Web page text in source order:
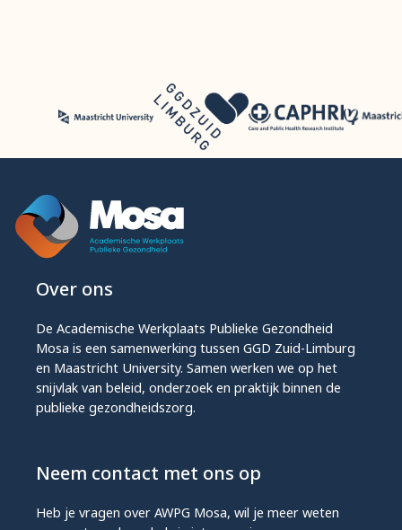
Over ons
De Academische Werkplaats Publieke Gezondheid
Mosa is een samenwerking tussen GGD Zuid-Limburg
en Maastricht University. Samen werken we op het
snijvlak van beleid, onderzoek en praktijk binnen de
publieke gezondheidszorg.
Neem contact met ons op
Heb je vragen over AWPG Mosa, wil je meer weten